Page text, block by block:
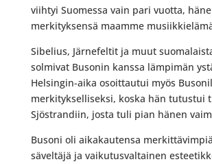
viihtyi Suomessa vain pari vuotta,
merkityksensä maamme
Sibelius, Järnefeltit ja muut
solmivat Busonin kanssa lämpimän
Helsingin-aika osoittautui myös
merkitykselliseksi, koska hän tutustui
Sjöstrandiin, josta tuli pian hänen
Busoni oli aikakautensa
säveltäjä ja vaikutusvaltainen